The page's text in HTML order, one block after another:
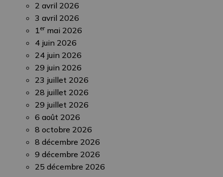
2 avril 2026
3 avril 2026
1ermai 2026
4 juin 2026
24 juin 2026
29 juin 2026
23 juillet 2026
28 juillet 2026
29 juillet 2026
6 août 2026
8 octobre 2026
8 décembre 2026
9 décembre 2026
25 décembre 2026